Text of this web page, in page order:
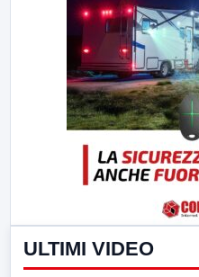
ULTIMI VIDEO